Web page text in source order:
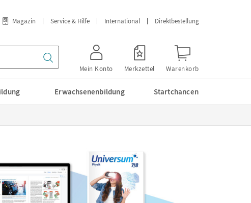
Magazin Service & Hilfe International Direktbestellung
Mein Konto Merkzettel Warenkorb
Erwachsenenbildung Startchancen